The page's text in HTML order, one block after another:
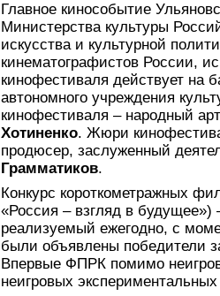
Главное кинособытие
Министерства культуры
искусства и культурной
кинематографистов России,
кинофестиваля действует на
автономного учреждения
кинофестиваля – народный
Хотиненко. Жюри
продюсер, заслуженный
Грамматиков.
Конкурс короткометражных
«Россия – взгляд в будущее»)
реализуемый ежегодно, с
были объявлены победители
Впервые ФПРК помимо
неигровых